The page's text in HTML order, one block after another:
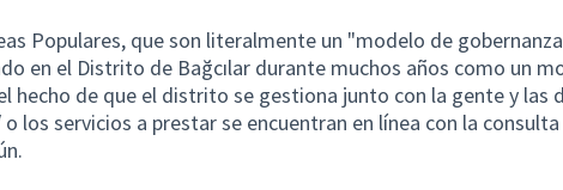
Populares, que son literalmente un "modelo de
en el Distrito de Bağcılar durante muchos años como un
hecho de que el distrito se gestiona junto con la gente y las
los servicios a prestar se encuentran en línea con la